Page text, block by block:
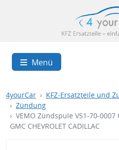
Menü
4yourCar KFZ-Ersatzteile und
Zündung
VEMO Zündspule V51-70-
GMC CHEVROLET CADILLAC